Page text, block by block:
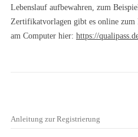
Lebenslauf aufbewahren, zum
Zertifikatvorlagen gibt es online zum
am Computer hier: https://
Anleitung zur Registrierung